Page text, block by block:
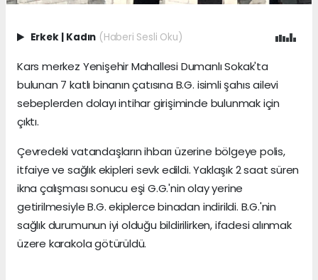
Erkek Kadın (Haberi Sesli Oku)
Kars merkez Yenişehir Mahallesi Dumanlı Sokak'ta
bulunan 7 katlı binanın çatısına B.G. isimli şahıs ailevi
sebeplerden dolayı intihar girişiminde bulunmak için
çıktı.
Çevredeki vatandaşların ihbarı üzerine bölgeye polis,
itfaiye ve sağlık ekipleri sevk edildi. Yaklaşık 2 saat süren
ikna çalışması sonucu eşi G.G.'nin olay yerine
getirilmesiyle B.G. ekiplerce binadan indirildi. B.G.'nin
sağlık durumunun iyi olduğu bildirilirken, ifadesi alınmak
üzere karakola götürüldü.